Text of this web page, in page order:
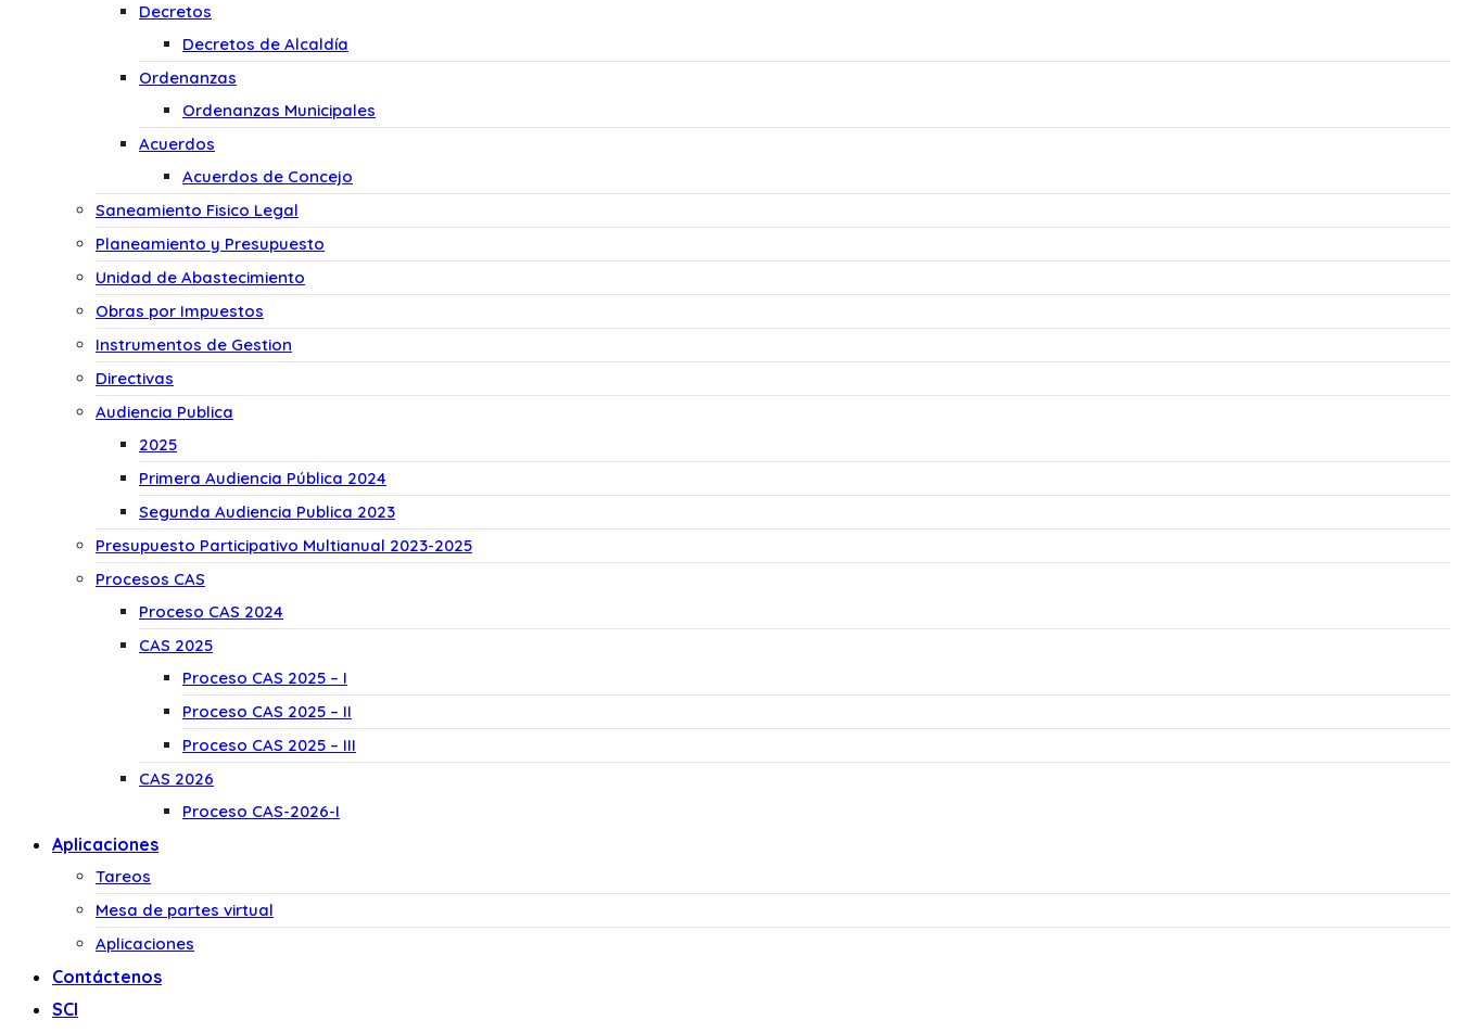
Decretos
Decretos de Alcaldía
Ordenanzas
Ordenanzas Municipales
Acuerdos
Acuerdos de Concejo
Saneamiento Fisico Legal
Planeamiento y Presupuesto
Unidad de Abastecimiento
Obras por Impuestos
Instrumentos de Gestion
Directivas
Audiencia Publica
2025
Primera Audiencia Pública 2024
Segunda Audiencia Publica 2023
Presupuesto Participativo Multianual 2023-2025
Procesos CAS
Proceso CAS 2024
CAS 2025
Proceso CAS 2025 – I
Proceso CAS 2025 – II
Proceso CAS 2025 – III
CAS 2026
Proceso CAS-2026-I
Aplicaciones
Tareos
Mesa de partes virtual
Aplicaciones
Contáctenos
SCI